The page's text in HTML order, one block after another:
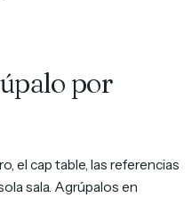
por
el cap table, las referencias
sala. Agrúpalos en